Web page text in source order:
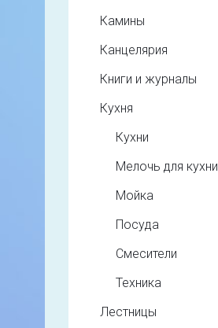
Камины
Канцелярия
Книги и журналы
Кухня
Кухни
Мелочь для кухни
Мойка
Посуда
Смесители
Техника
Лестницы